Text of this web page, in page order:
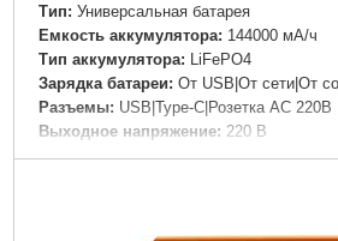
Tип: Универсальная батарея
Емкость аккумулятора: 144000 мА/ч
Тип аккумулятора:
LiFePO4
Зарядка батареи: От USB|От сети|От
Разъемы: USB|Type-C|Розетка AC 220В
Выходное напряжение: 220 В
Особенности: Фонарик|Индикатор